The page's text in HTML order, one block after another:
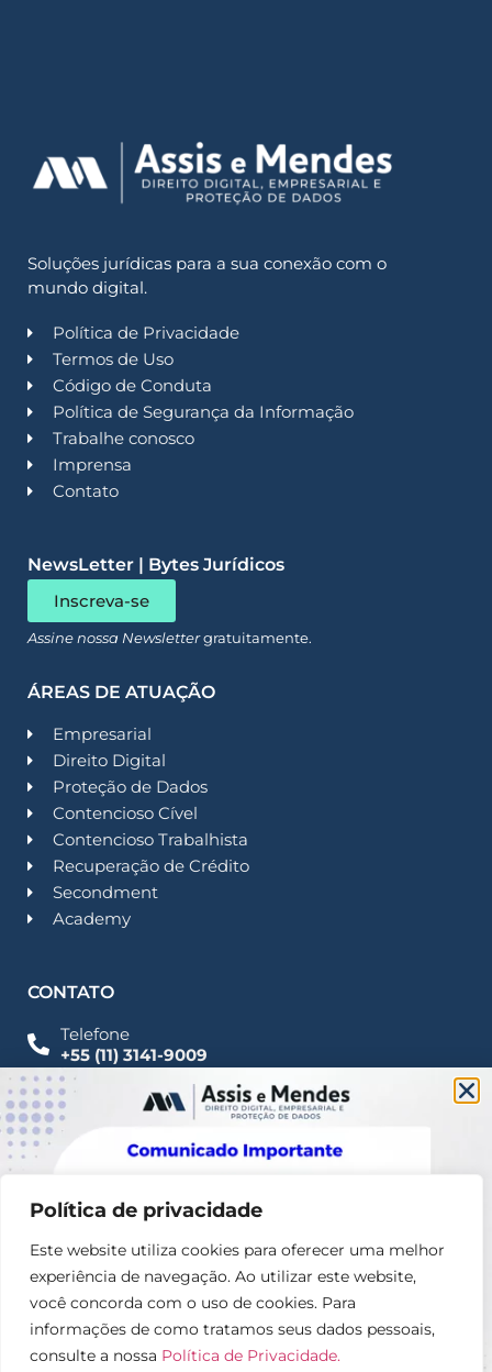
Política de privacidade
Este website utiliza cookies para oferecer uma melhor
experiência de navegação. Ao utilizar este website,
você concorda com o uso de cookies. Para
informações de como tratamos seus dados pessoais,
consulte a nossa Política de Privacidade.
Soluções jurídicas para a sua conexão com o
mundo digital.
Política de Privacidade
Termos de Uso
Código de Conduta
Política de Segurança da Informação
Trabalhe conosco
Imprensa
Contato
NewsLetter | Bytes Jurídicos
Inscreva-se
Assine nossa Newslettergratuitamente.
ÁREAS DE ATUAÇÃO
Empresarial
Direito Digital
Proteção de Dados
Contencioso Cível
Contencioso Trabalhista
Recuperação de Crédito
Secondment
Academy
CONTATO
Telefone
+55 (11) 3141-9009
Imprensa
Fale Conosco
contato@assisemendes.com.br
Alameda Santos, 1165 Paulista - CEP 01419-001 -
SP